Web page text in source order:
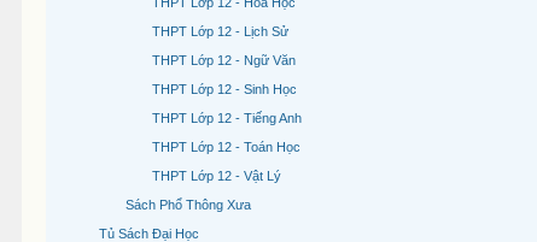
THPT Lớp 12 - Lịch Sử
THPT Lớp 12 - Ngữ Văn
THPT Lớp 12 - Sinh Học
THPT Lớp 12 - Tiếng Anh
THPT Lớp 12 - Toán Học
THPT Lớp 12 - Vật Lý
Sách Phổ Thông Xưa
Tủ Sách Đại Học